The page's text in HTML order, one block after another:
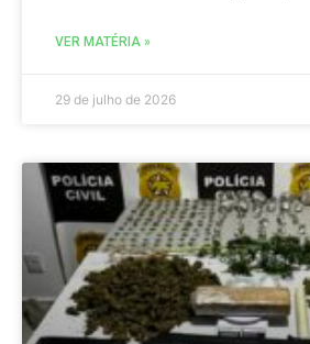
VER MATÉRIA »
29 de julho de 2026